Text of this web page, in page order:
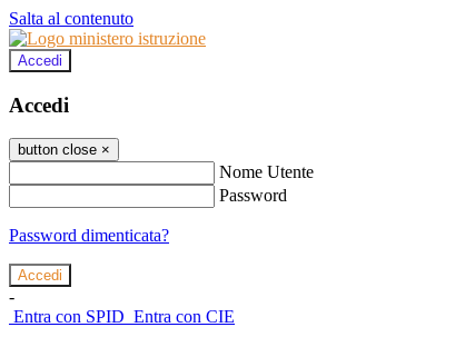
Salta al contenuto
Accedi
Accedi
button close ×
Nome Utente
Password
Password dimenticata?
-
Entra con SPID Entra con CIE